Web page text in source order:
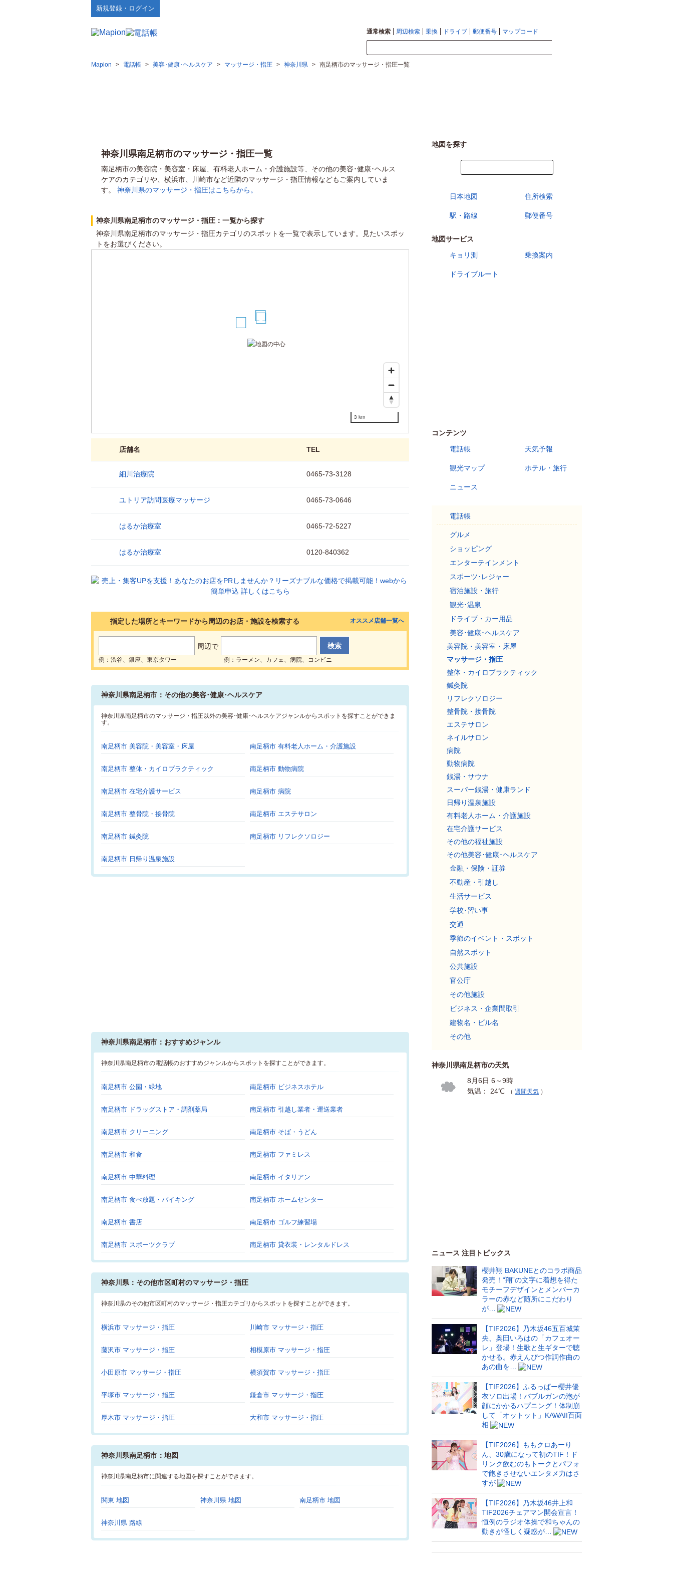
新規登録・ログイン
通常検索 周辺検索 乗換 ドライブ 郵便番号 マップコード
Mapion > 電話帳 > 美容･健康･ヘルスケア > マッサージ・指圧 > 神奈川県 > 南足柄市のマッサージ・指圧一覧
神奈川県南足柄市のマッサージ・指圧一覧
南足柄市の美容院・美容室・床屋、有料老人ホーム・介護施設等、その他の美容･健康･ヘルス
ケアのカテゴリや、横浜市、川崎市など近隣のマッサージ・指圧情報などもご案内していま
す。 神奈川県のマッサージ・指圧はこちらから。
神奈川県南足柄市のマッサージ・指圧：一覧から探す
神奈川県南足柄市のマッサージ・指圧カテゴリのスポットを一覧で表示しています。見たいスポッ
トをお選びください。
2
3
4
3 km
店舗名 TEL
細川治療院 0465-73-3128
ユトリア訪問医療マッサージ 0465-73-0646
はるか治療室 0465-72-5227
はるか治療室 0120-840362
指定した場所とキーワードから周辺のお店・施設を検索する
周辺で
例：渋谷、銀座、東京タワー 例：ラーメン、カフェ、病院、コンビニ
オススメ店舗一覧へ
神奈川県南足柄市：その他の美容･健康･ヘルスケア
神奈川県南足柄市のマッサージ・指圧以外の美容･健康･ヘルスケアジャンルからスポットを探すことができま
す。
南足柄市 美容院・美容室・床屋 南足柄市 有料老人ホーム・介護施設
南足柄市 整体・カイロプラクティック 南足柄市 動物病院
南足柄市 在宅介護サービス 南足柄市 病院
南足柄市 整骨院・接骨院 南足柄市 エステサロン
南足柄市 鍼灸院 南足柄市 リフレクソロジー
南足柄市 日帰り温泉施設
神奈川県南足柄市：おすすめジャンル
神奈川県南足柄市の電話帳のおすすめジャンルからスポットを探すことができます。
南足柄市 公園・緑地 南足柄市 ビジネスホテル
南足柄市 ドラッグストア・調剤薬局 南足柄市 引越し業者・運送業者
南足柄市 クリーニング 南足柄市 そば・うどん
南足柄市 和食 南足柄市 ファミレス
南足柄市 中華料理 南足柄市 イタリアン
南足柄市 食べ放題・バイキング 南足柄市 ホームセンター
南足柄市 書店 南足柄市 ゴルフ練習場
南足柄市 スポーツクラブ 南足柄市 貸衣装・レンタルドレス
神奈川県：その他市区町村のマッサージ・指圧
神奈川県のその他市区町村のマッサージ・指圧カテゴリからスポットを探すことができます。
横浜市 マッサージ・指圧 川崎市 マッサージ・指圧
藤沢市 マッサージ・指圧 相模原市 マッサージ・指圧
小田原市 マッサージ・指圧 横須賀市 マッサージ・指圧
平塚市 マッサージ・指圧 鎌倉市 マッサージ・指圧
厚木市 マッサージ・指圧 大和市 マッサージ・指圧
神奈川県南足柄市：地図
神奈川県南足柄市に関連する地図を探すことができます。
関東 地図 神奈川県 地図 南足柄市 地図
神奈川県 路線
地図を探す
日本地図 住所検索
駅・路線 郵便番号
地図サービス
キョリ測
乗換案内
ドライブルート
コンテンツ
電話帳
天気予報
観光マップ ホテル・旅行
ニュース
電話帳
グルメ
ショッピング
エンターテインメント
スポーツ･レジャー
宿泊施設・旅行
観光･温泉
ドライブ・カー用品
美容･健康･ヘルスケア
美容院・美容室・床屋
マッサージ・指圧
整体・カイロプラクティック
鍼灸院
リフレクソロジー
整骨院・接骨院
エステサロン
ネイルサロン
病院
動物病院
銭湯・サウナ
スーパー銭湯・健康ランド
日帰り温泉施設
有料老人ホーム・介護施設
在宅介護サービス
その他の福祉施設
その他美容･健康･ヘルスケア
金融・保険・証券
不動産・引越し
生活サービス
学校･習い事
交通
季節のイベント・スポット
自然スポット
公共施設
官公庁
その他施設
ビジネス・企業間取引
建物名・ビル名
その他
神奈川県南足柄市の天気
8月6日 6～9時
気温： 24℃
（ 週間天気 ）
ニュース 注目トピックス
櫻井翔 BAKUNEとのコラボ商品
発売！“翔”の文字に着想を得た
モチーフデザインとメンバーカ
ラーの赤など随所にこだわり
が…
【TIF2026】乃木坂46五百城茉
央、奥田いろはの「カフェオー
レ」登場！生歌と生ギターで聴
かせる。赤えんぴつ作詞作曲の
あの曲を…
【TIF2026】ふるっぱー櫻井優
衣ソロ出場！バブルガンの泡が
顔にかかるハプニング！体制崩
して「オットット」KAWAII百面
相
【TIF2026】ももクロあーり
ん、30歳になって初のTIF！ド
リンク飲むのもトークとパフォ
で飽きさせないエンタメ力はさ
すが
【TIF2026】乃木坂46井上和
TIF2026チェアマン開会宣言！
恒例のラジオ体操で和ちゃんの
動きが怪しく疑惑が…